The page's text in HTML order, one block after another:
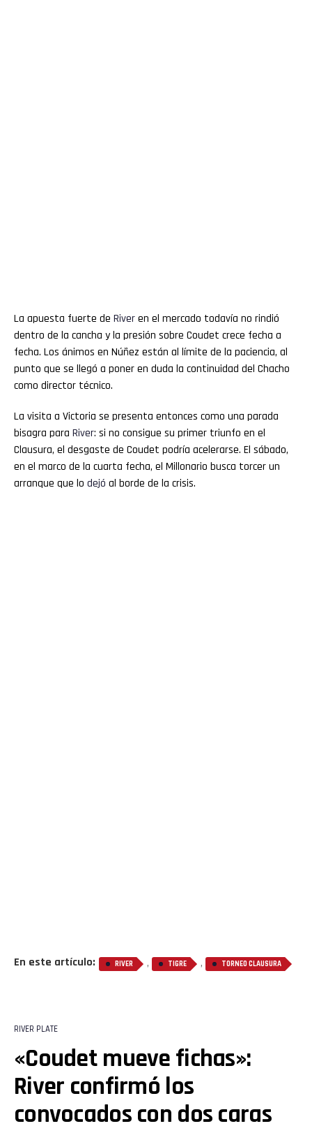
La apuesta fuerte de Riveren el mercado todavía no rindió
dentro de la cancha y la presión sobre Coudet crece fecha a
fecha. Los ánimos en Núñez están al límite de la paciencia, al
punto que se llegó a poner en duda la continuidad del Chacho
como director técnico.
La visita a Victoria se presenta entonces como una parada
bisagra para River: si no consigue su primer triunfo en el
Clausura, el desgaste de Coudet podría acelerarse. El sábado,
en el marco de la cuarta fecha, el Millonario busca torcer un
arranque que lo dejó al borde de la crisis.
En este artículo: RIVER , TIGRE , TORNEO CLAUSURA
RIVER PLATE
«Coudet mueve fichas»:
River confirmó los
convocados con dos caras